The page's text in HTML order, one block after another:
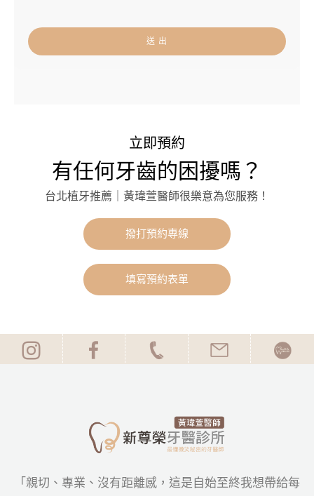
送 出
立即預約
有任何牙齒的困擾嗎？
台北植牙推薦｜黃瑋萱醫師很樂意為您服務！
撥打預約專線
填寫預約表單
「親切、專業、沒有距離感，這是自始至終我想帶給每